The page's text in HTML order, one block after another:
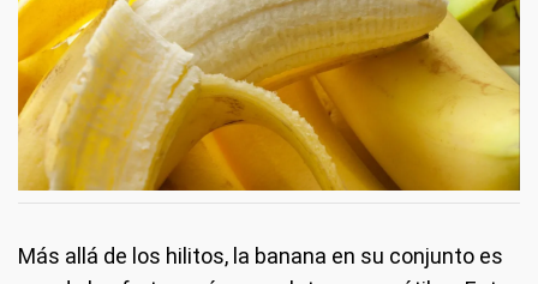
Más allá de los hilitos, la banana en su conjunto es